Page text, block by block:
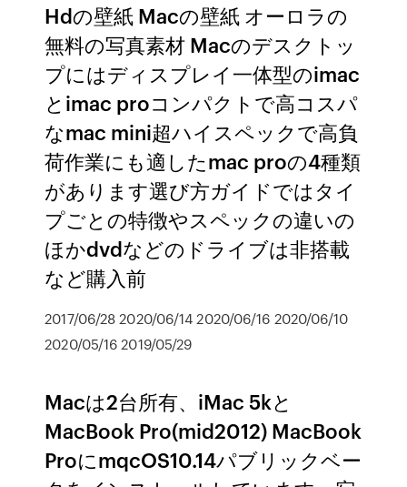
Hdの壁紙 Macの壁紙 オーロラの
無料の写真素材 Macのデスクトッ
プにはディスプレイ一体型のimac
とimac proコンパクトで高コスパ
なmac mini超ハイスペックで高負
荷作業にも適したmac proの4種類
があります選び方ガイドではタイ
プごとの特徴やスペックの違いの
ほかdvdなどのドライブは非搭載
など購入前
2017/06/28 2020/06/14 2020/06/16 2020/06/10
2020/05/16 2019/05/29
Macは2台所有、iMac 5kと
MacBook Pro(mid2012) MacBook
ProにmqcOS10.14パブリックベー